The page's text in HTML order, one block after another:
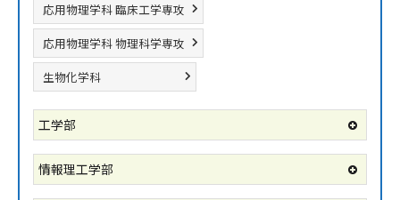
応用物理学科 臨床工学専攻
応用物理学科 物理科学専攻
生物化学科
工学部
情報理工学部